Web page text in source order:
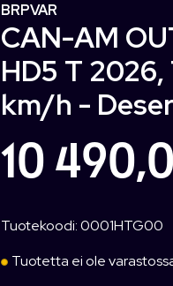
BRPVAR
CAN-AM
HD5 T
km/h -
10
Tuotekoodi: 0001HTG00
Tuotetta ei ole